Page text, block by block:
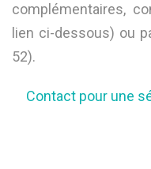
complémentaires,
lien ci-dessous) ou
52).
Contact pour une